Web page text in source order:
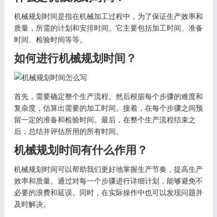
机械规划时间是指在机械加工过程中，为了保证生产效率和
质量，所需的计划和安排时间。它主要包括加工时间、准备
时间、检验时间等等。
如何进行机械规划时间？
首先，需要确定整个生产流程。然后根据每个步骤的难度和
复杂度，估算出需要的加工时间。接着，在每个步骤之间预
留一定的准备和检验时间。最后，在整个生产流程结束之
后，总结并评估所用的所有时间。
机械规划时间有什么作用？
机械规划时间可以帮助我们更好地掌握生产节奏，提高生产
效率和质量。通过对每一个步骤进行详细计划，能够避免不
必要的浪费和延误。同时，在实际操作中也可以发现问题并
及时解决。